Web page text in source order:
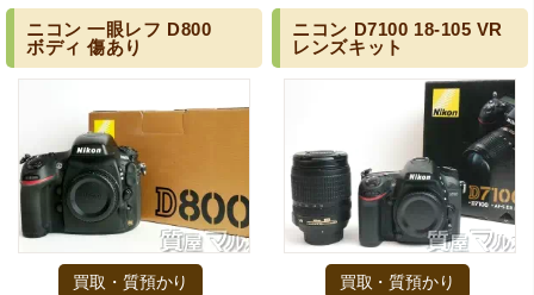
能と非常に強い描画力…（大阪・
江坂）
ニコン 一眼レフ D800
ボディ 傷あり
買取・質預かり
ニコン D7100 18-105 VR
レンズキット
買取・質預かり